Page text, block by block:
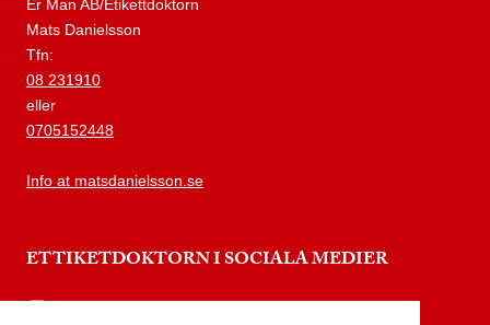
Er Man AB/Etikettdoktorn
Mats Danielsson
Tfn:
08 231910
eller
0705152448
Info at matsdanielsson.se
ETTIKETDOKTORN I SOCIALA MEDIER